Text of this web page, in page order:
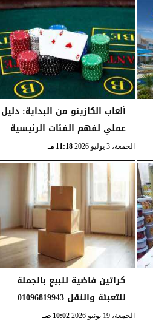
ألعاب الكازينو من البداية: دليل
عملي لفهم الفئات الرئيسية
الجمعة، 3 يوليو 2026 11:18 مـ
كراتين فاضية للبيع بالجملة
للتعبئة والنقل 01096819943
الجمعة، 19 يونيو 2026 10:02 صـ